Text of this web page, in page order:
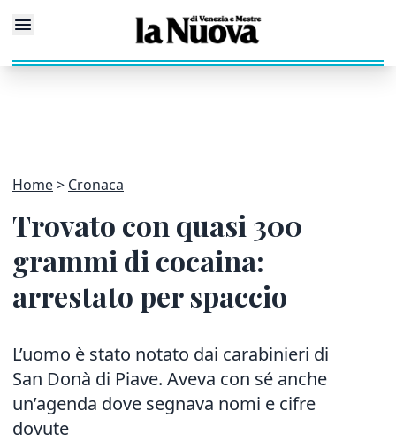
Home Cronaca
Trovato con quasi 300
grammi di cocaina:
arrestato per spaccio
L’uomo è stato notato dai carabinieri di
San Donà di Piave. Aveva con sé anche
un’agenda dove segnava nomi e cifre
dovute